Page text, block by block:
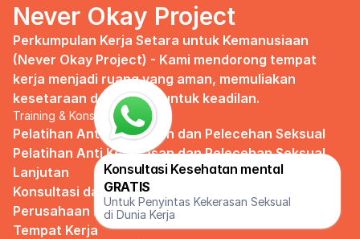
Never Okay Project
Perkumpulan Kerja Setara untuk Kemanusiaan
(Never Okay Project) - Kami mendorong tempat
kerja menjadi ruang yang aman, memuliakan
kesetaraan dan berdiri untuk keadilan.
Training & Konsultasi
Pelatihan Anti Kekerasan dan Pelecehan Seksual
Pelatihan Anti Kekerasan dan Pelecehan Seksual
Lanjutan
Konsultasi dan Pendampingan Peraturan
Perusahaan Pencegahan Pelecehan Seksual di
Tempat Kerja
GRATIS
Untuk Penyintas Kekerasan Seksual
di Dunia Kerja